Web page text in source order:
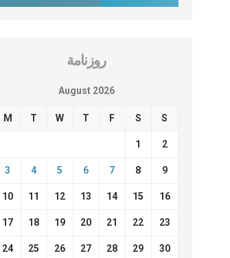
روزنامة
August 2026
M T W T F S S
1 2
3 4 5 6 7 8 9
10 11 12 13 14 15 16
17 18 19 20 21 22 23
24 25 26 27 28 29 30